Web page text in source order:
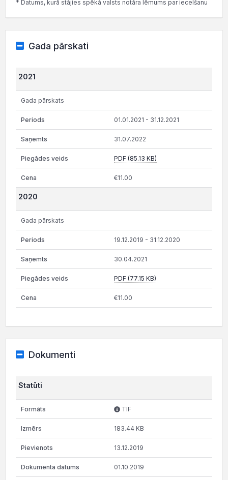
* Datums, kurā stājies spēkā valsts notāra lēmums par iecelšanu
Gada pārskati
2021
Gada pārskats
01.01.2021 - 31.12.2021
31.07.2022
PDF (85.13 KB)
€11.00
2020
Gada pārskats
19.12.2019 - 31.12.2020
30.04.2021
PDF (77.15 KB)
€11.00
Dokumenti
Statūti
TIF
183.44 KB
13.12.2019
01.10.2019